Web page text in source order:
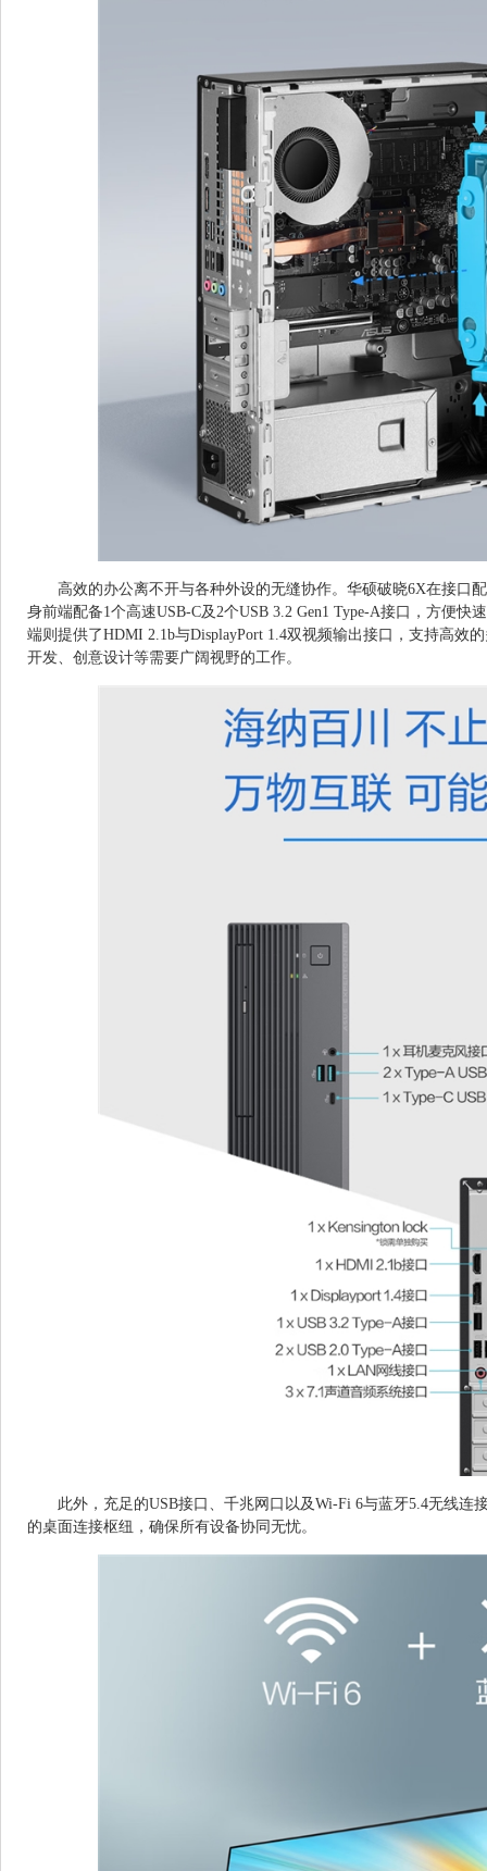
高效的办公离不开与各种外设的无缝协作。华硕破晓6X在接口
身前端配备1个高速USB-C及2个USB 3.2 Gen1 Type-A接口，方便快
端则提供了HDMI 2.1b与DisplayPort 1.4双视频输出接口，支持高效
开发、创意设计等需要广阔视野的工作。
此外，充足的USB接口、千兆网口以及Wi-Fi 6与蓝牙5.4无线连
的桌面连接枢纽，确保所有设备协同无忧。